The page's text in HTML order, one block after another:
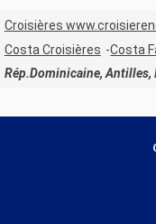
Croisières
Costa Croisières
Costa
Rép.Dominicaine, Antilles,